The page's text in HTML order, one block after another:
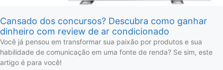
Cansado dos concursos? Descubra como ganhar
dinheiro com review de ar condicionado
Você já pensou em transformar sua paixão por produtos e sua
habilidade de comunicação em uma fonte de renda? Se sim, este
artigo é para você!